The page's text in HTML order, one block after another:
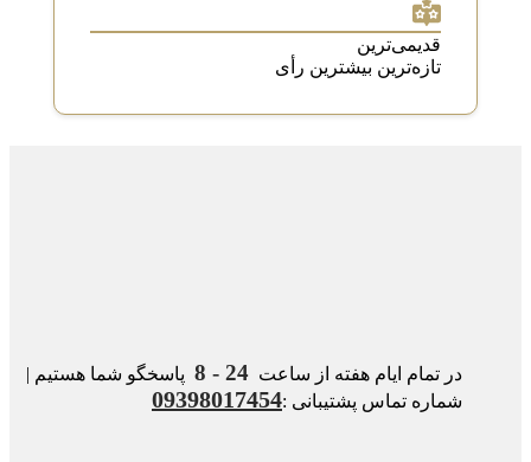
قدیمی‌ترین
تازه‌ترین بیشترین رأی
در تمام ایام هفته از ساعت24 - 8
پاسخگو شما هستیم |
شماره تماس پشتیبانی :09398017454